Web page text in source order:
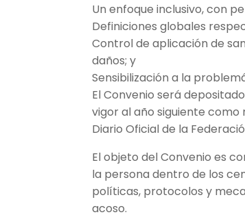
Un enfoque inclusivo, con
Definiciones globales
Control de aplicación de
daños; y
Sensibilización a la
El Convenio será
vigor al año siguiente
Diario Oficial de la
El objeto del Convenio es
la persona dentro de los
políticas, protocolos y
acoso.